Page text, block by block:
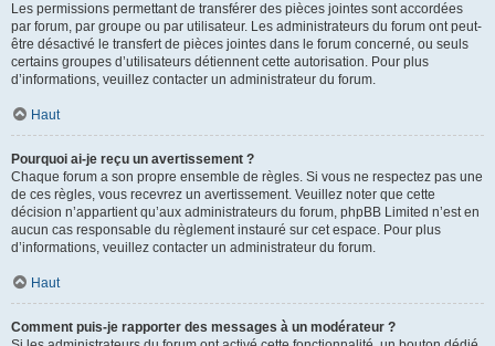
Les permissions permettant de transférer des pièces jointes sont accordées
par forum, par groupe ou par utilisateur. Les administrateurs du forum ont peut-
être désactivé le transfert de pièces jointes dans le forum concerné, ou seuls
certains groupes d’utilisateurs détiennent cette autorisation. Pour plus
d’informations, veuillez contacter un administrateur du forum.
Haut
Pourquoi ai-je reçu un avertissement ?
Chaque forum a son propre ensemble de règles. Si vous ne respectez pas une
de ces règles, vous recevrez un avertissement. Veuillez noter que cette
décision n’appartient qu’aux administrateurs du forum, phpBB Limited n’est en
aucun cas responsable du règlement instauré sur cet espace. Pour plus
d’informations, veuillez contacter un administrateur du forum.
Haut
Comment puis-je rapporter des messages à un modérateur ?